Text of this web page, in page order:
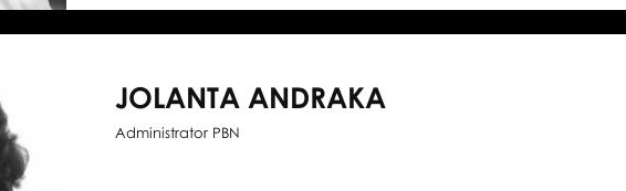
JOLANTA ANDRAKA
Administrator PBN